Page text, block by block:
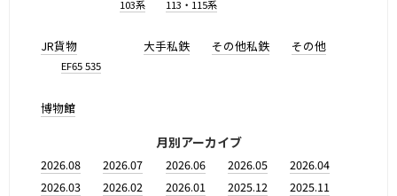
103系 113・115系
JR貨物
EF65 535
大手私鉄 その他私鉄 その他
博物館
月別アーカイブ
2026.08 2026.07 2026.06 2026.05
2026.04
2026.03
2026.02 2026.01 2025.12
2025.11